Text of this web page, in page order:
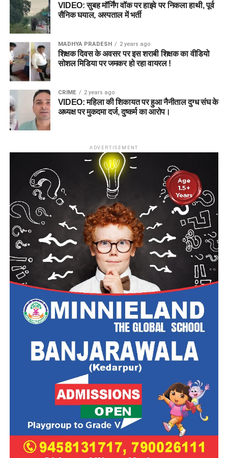
VIDEO: सुबह मॉर्निंग वॉक पर हाइवे पर निकला हाथी, पूर्व
सैनिक घयाल, अस्पताल में भर्ती
MADHYA PRADESH 2 years ago
शिक्षक दिवस के अवसर पर इस शराबी शिक्षक का वीडियो
सोशल मिडिया पर जमकर हो रहा वायरल !
CRIME 2 years ago
VIDEO: महिला की शिकायत पर हुआ नैनीताल दुग्ध संघ के
अध्यक्ष पर मुकदमा दर्ज, दुष्कर्म का आरोप।
ADVERTISEMENT